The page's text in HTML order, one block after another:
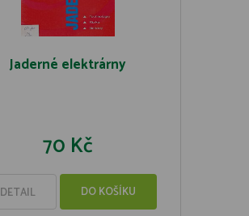
Jaderné elektrárny
70 Kč
DETAIL DO KOŠÍKU